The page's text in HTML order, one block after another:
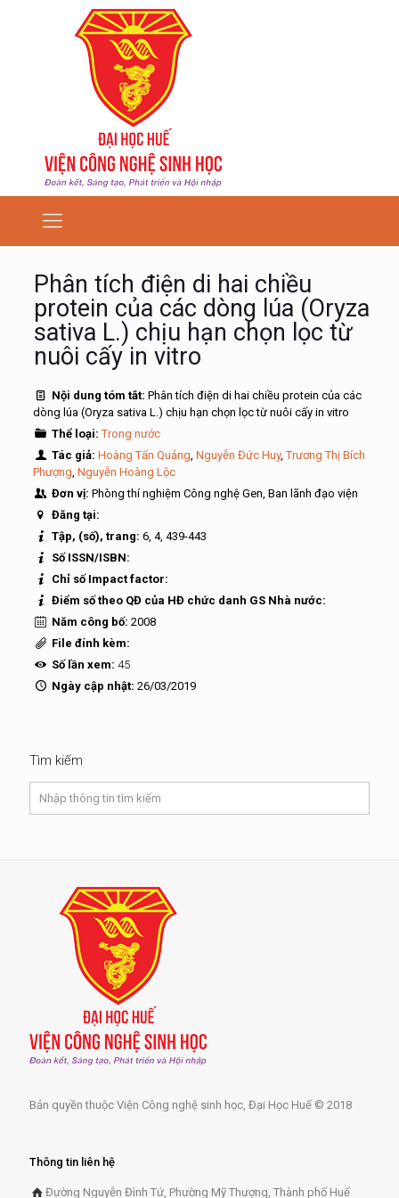
Phân tích điện di hai chiều
protein của các dòng lúa (Oryza
sativa L.) chịu hạn chọn lọc từ
nuôi cấy in vitro
Nội dung tóm tắt: Phân tích điện di hai chiều protein của các
dòng lúa (Oryza sativa L.) chịu hạn chọn lọc từ nuôi cấy in vitro
Thể loại:Trong nước
Tác giả: Hoàng Tấn Quảng, Nguyễn Đức Huy,Trương Thị Bích
Phượng, Nguyễn Hoàng Lộc
Đơn vị: Phòng thí nghiệm Công nghệ Gen, Ban lãnh đạo viện
Đăng tại:
Tập, (số), trang: 6, 4, 439-443
Số ISSN/ISBN:
Chỉ số Impact factor:
Điểm số theo QĐ của HĐ chức danh GS Nhà nước:
Năm công bố: 2008
File đính kèm:
Số lần xem: 45
Ngày cập nhật: 26/03/2019
Tìm kiếm
Bản quyền thuộc Viện Công nghệ sinh học, Đại Học Huế © 2018
Thông tin liên hệ
Đường Nguyễn Đình Tứ, Phường Mỹ Thượng, Thành phố Huế